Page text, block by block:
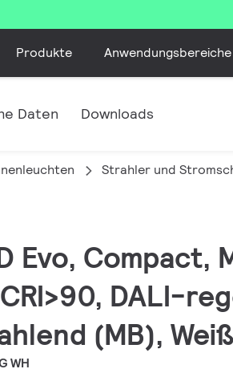
Produkte Anwendungsbereiche
Daten Downloads
Strahler und
Evo, Compact,
DALI-
(MB), Weiß
WH